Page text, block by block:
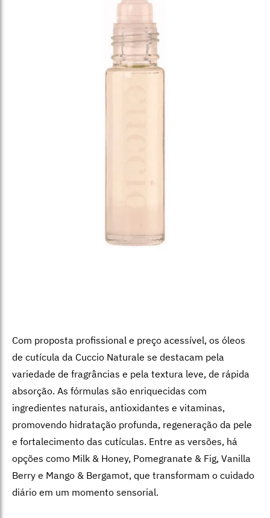
Com proposta profissional e preço acessível, os óleos
de cutícula da Cuccio Naturale se destacam pela
variedade de fragrâncias e pela textura leve, de rápida
absorção. As fórmulas são enriquecidas com
ingredientes naturais, antioxidantes e vitaminas,
promovendo hidratação profunda, regeneração da pele
e fortalecimento das cutículas. Entre as versões, há
opções como Milk & Honey, Pomegranate & Fig, Vanilla
Berry e Mango & Bergamot, que transformam o cuidado
diário em um momento sensorial.